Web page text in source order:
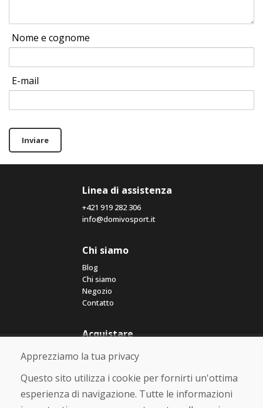
Nome e cognome
E-mail
Inviare
Linea di assistenza
+421 919 282 306
info@domivosport.it
Chi siamo
Blog
Chi siamo
Negozio
Contatto
Acquistare
Negozio online
Termini e condizioni commerciali
Spedizione e pagamento
Reso e cambio merce
Apprezziamo la tua privacy
Questo sito utilizza i cookie per fornirti un'ottima
esperienza di navigazione. Tutte le informazioni